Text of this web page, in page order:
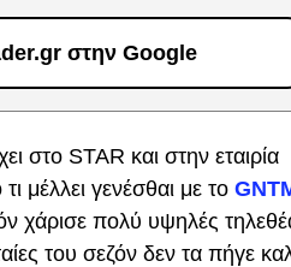
στην Google
στο STAR και στην εταιρία
μέλλει γενέσθαι με το
χάρισε πολύ υψηλές
του σεζόν δεν τα πήγε